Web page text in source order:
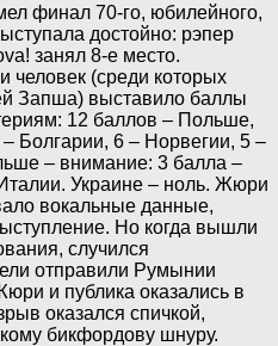
финал 70-го, юбилейного,
достойно: рэпер
занял 8-е место.
человек (среди которых
Запша) выставило баллы
12 баллов – Польше,
Болгарии, 6 – Норвегии, 5 –
– внимание: 3 балла –
Украине – ноль. Жюри
вокальные данные,
Но когда вышли
случился
отправили Румынии
и публика оказались в
оказался спичкой,
бикфордову шнуру.